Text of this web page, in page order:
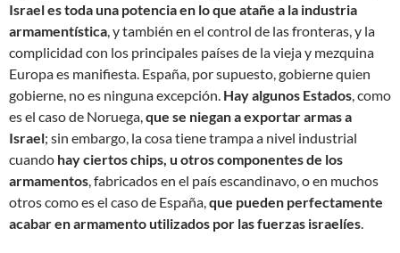
Israel es toda una potencia en lo que atañe a la industria
armamentística, y también en el control de las fronteras, y la
complicidad con los principales países de la vieja y mezquina
Europa es manifiesta. España, por supuesto, gobierne quien
gobierne, no es ninguna excepción. Hay algunos Estados, como
es el caso de Noruega,que se niegan a exportar armas a
Israel; sin embargo, la cosa tiene trampa a nivel industrial
cuando hay ciertos chips, u otros componentes de los
armamentos, fabricados en el país escandinavo, o en muchos
otros como es el caso de España,que pueden perfectamente
acabar en armamento utilizados por las fuerzas israelíes.